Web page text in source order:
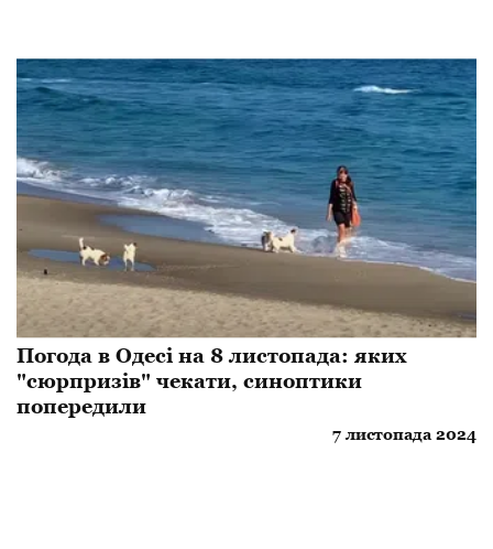
Погода в Одесі на 8 листопада: яких
"сюрпризів" чекати, синоптики
попередили
7 листопада 2024